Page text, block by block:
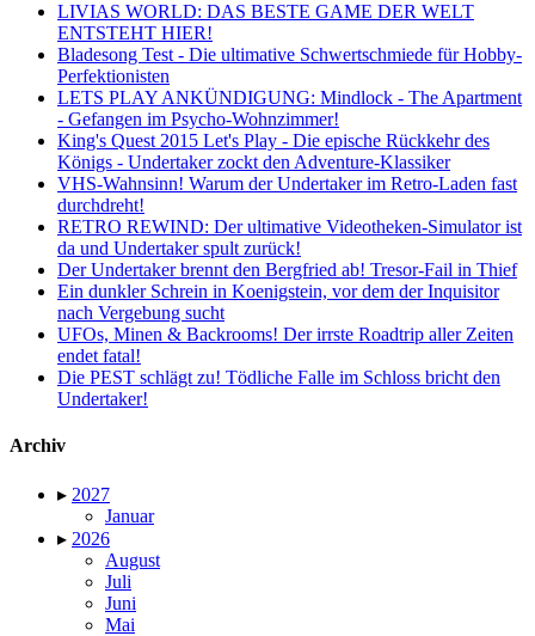
LIVIAS WORLD: DAS BESTE GAME DER WELT
ENTSTEHT HIER!
Bladesong Test - Die ultimative Schwertschmiede für Hobby-
Perfektionisten
LETS PLAY ANKÜNDIGUNG: Mindlock - The Apartment
- Gefangen im Psycho-Wohnzimmer!
King's Quest 2015 Let's Play - Die epische Rückkehr des
Königs - Undertaker zockt den Adventure-Klassiker
VHS-Wahnsinn! Warum der Undertaker im Retro-Laden fast
durchdreht!
RETRO REWIND: Der ultimative Videotheken-Simulator ist
da und Undertaker spult zurück!
Der Undertaker brennt den Bergfried ab! Tresor-Fail in Thief
Ein dunkler Schrein in Koenigstein, vor dem der Inquisitor
nach Vergebung sucht
UFOs, Minen & Backrooms! Der irrste Roadtrip aller Zeiten
endet fatal!
Die PEST schlägt zu! Tödliche Falle im Schloss bricht den
Undertaker!
Archiv
▸ 2027
Januar
▸ 2026
August
Juli
Juni
Mai